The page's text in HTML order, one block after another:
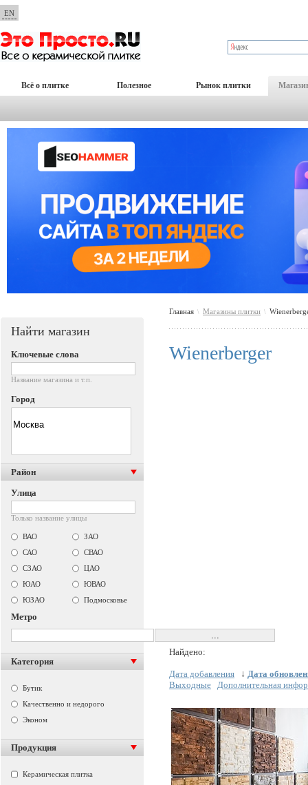
EN
Всё о плитке Полезное Рынок плитки
Главная \ Магазины плитки \
Wienerberger
Найдено:
Дата добавления ↓ Дата
Выходные
Дополнительная
Найти магазин
Ключевые слова
Название магазина и т.п.
Город
Район
Улица
Только название улицы
ВАО
ЗАО
САО
СВАО
СЗАО
ЦАО
ЮАО
ЮВАО
ЮЗАО
Подмосковье
Метро
Категория
Бутик
Качественно и недорого
Эконом
Продукция
Керамическая плитка